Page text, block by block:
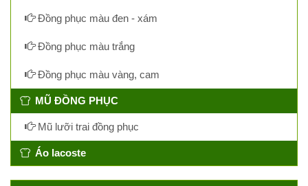
Đồng phục màu đen - xám
Đồng phục màu trắng
Đồng phục màu vàng, cam
MŨ ĐỒNG PHỤC
Mũ lưỡi trai đồng phục
Áo lacoste